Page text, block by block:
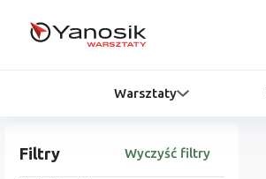
Warsztaty
Filtry Wyczyść filtry